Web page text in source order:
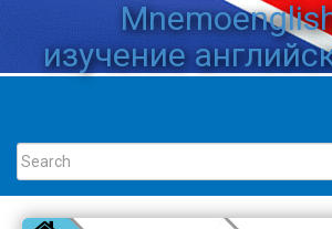
изучение